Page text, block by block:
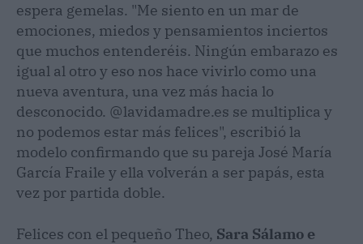
espera gemelas. "Me siento en un mar de
emociones, miedos y pensamientos inciertos
que muchos entenderéis. Ningún embarazo es
igual al otro y eso nos hace vivirlo como una
nueva aventura, una vez más hacia lo
desconocido. @lavidamadre.es se multiplica y
no podemos estar más felices", escribió la
modelo confirmando que su pareja José María
García Fraile y ella volverán a ser papás, esta
vez por partida doble.
Felices con el pequeño Theo, Sara Sálamo e